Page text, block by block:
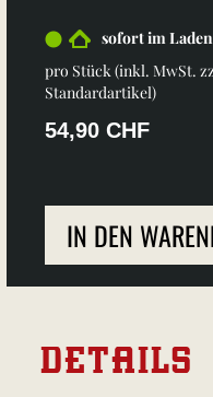
sofort im
pro Stück (inkl. MwSt.
Standardartikel)
54,90 CHF
IN DEN
DETAILS